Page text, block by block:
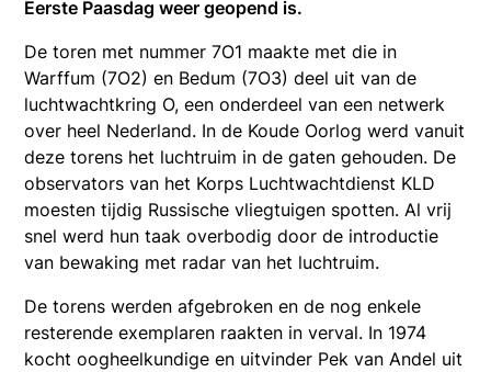
Eerste Paasdag weer geopend is.
De toren met nummer 7O1 maakte met die in
Warffum (7O2) en Bedum (7O3) deel uit van de
luchtwachtkring O, een onderdeel van een netwerk
over heel Nederland. In de Koude Oorlog werd vanuit
deze torens het luchtruim in de gaten gehouden. De
observators van het Korps Luchtwachtdienst KLD
moesten tijdig Russische vliegtuigen spotten. Al vrij
snel werd hun taak overbodig door de introductie
van bewaking met radar van het luchtruim.
De torens werden afgebroken en de nog enkele
resterende exemplaren raakten in verval. In 1974
kocht oogheelkundige en uitvinder Pek van Andel uit